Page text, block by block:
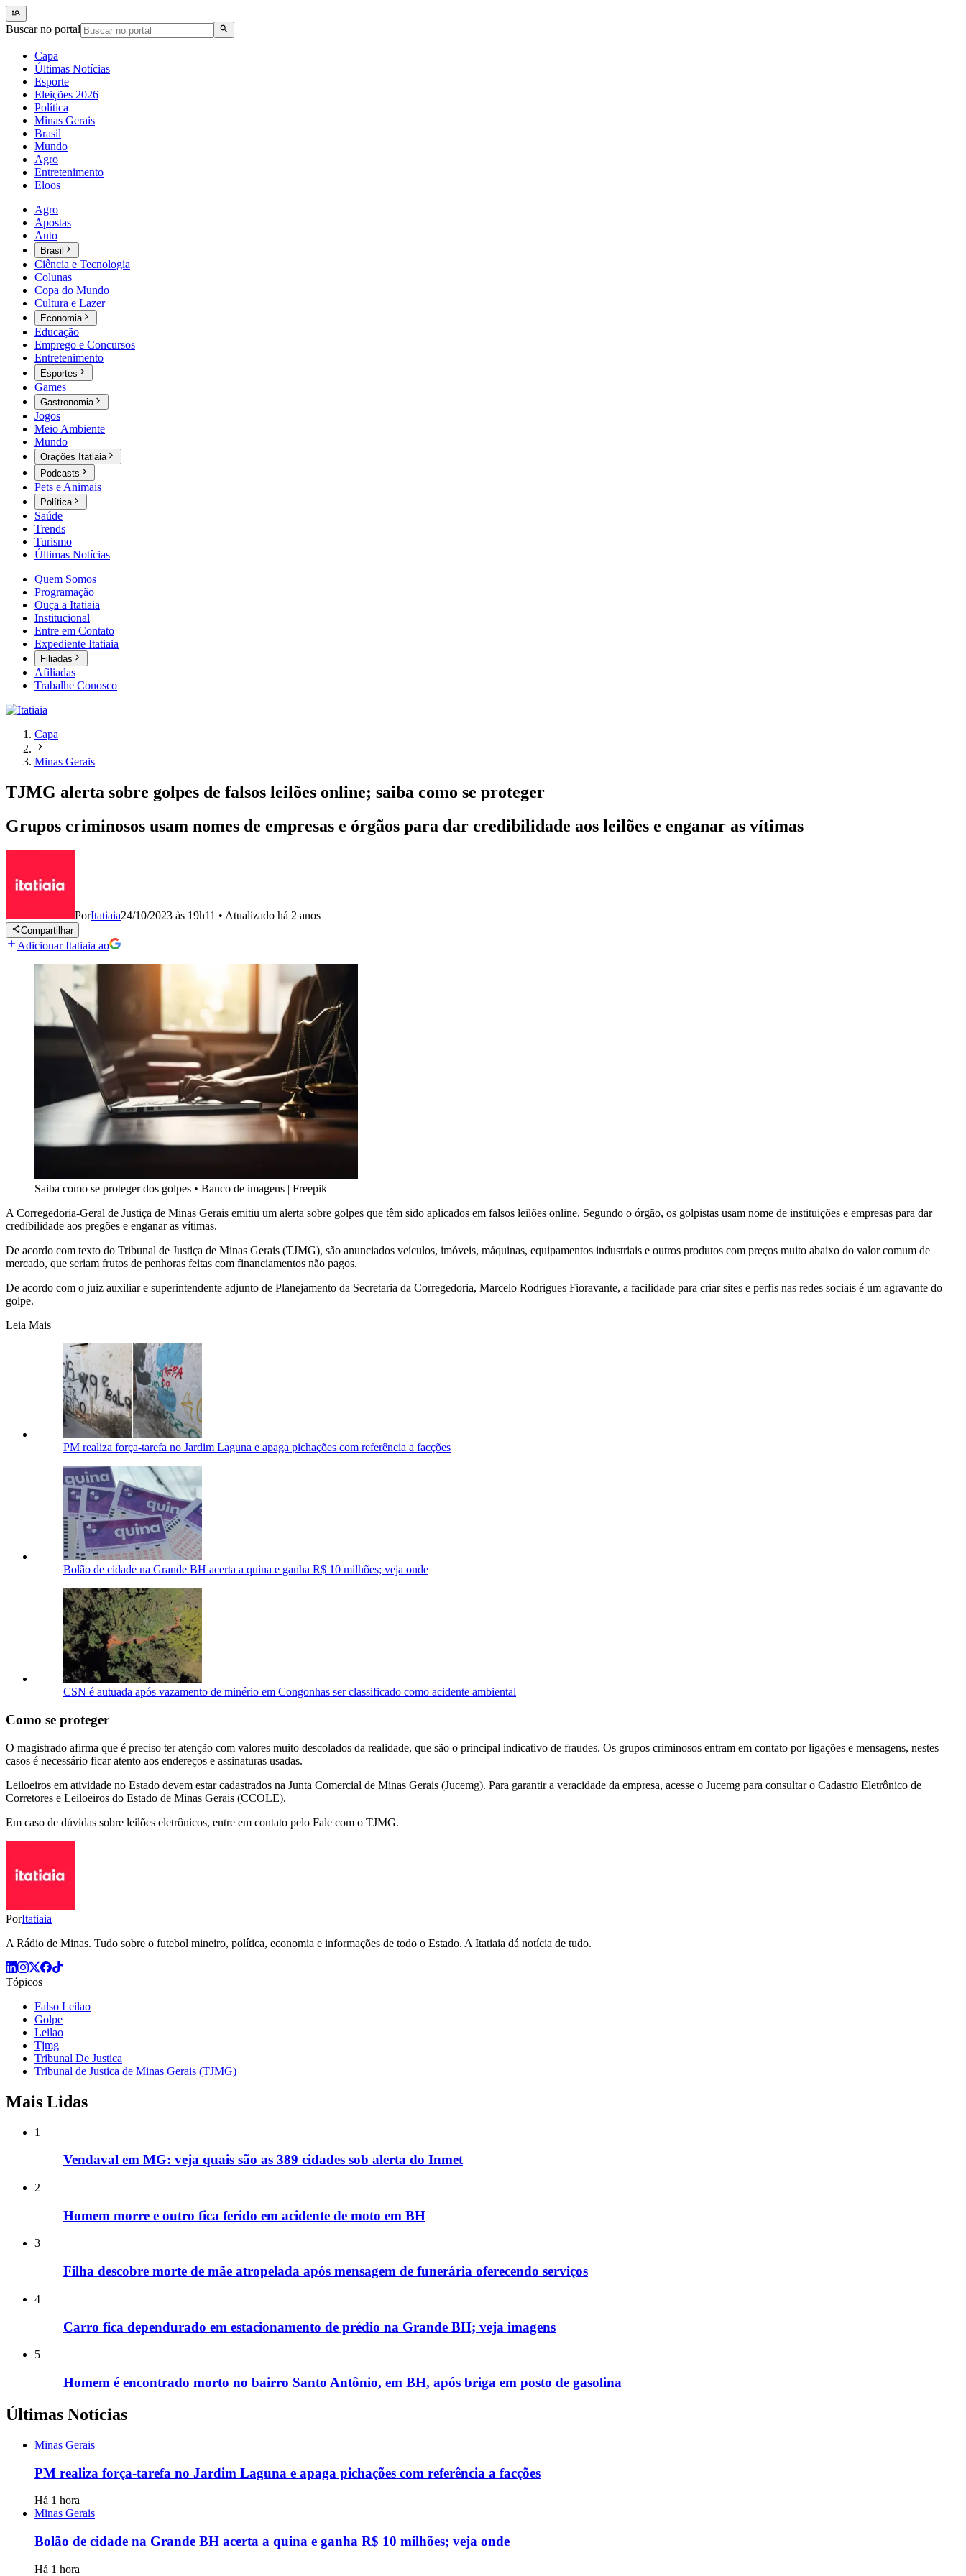
Buscar no portal
Capa
Últimas Notícias
Esporte
Eleições 2026
Política
Minas Gerais
Brasil
Mundo
Agro
Entretenimento
Eloos
Agro
Apostas
Auto
Brasil
Ciência e Tecnologia
Colunas
Copa do Mundo
Cultura e Lazer
Economia
Educação
Emprego e Concursos
Entretenimento
Esportes
Games
Gastronomia
Jogos
Meio Ambiente
Mundo
Orações Itatiaia
Podcasts
Pets e Animais
Política
Saúde
Trends
Turismo
Últimas Notícias
Quem Somos
Programação
Ouça a Itatiaia
Institucional
Entre em Contato
Expediente Itatiaia
Filiadas
Afiliadas
Trabalhe Conosco
Capa
Minas Gerais
TJMG alerta sobre golpes de falsos leilões online; saiba como se proteger
Grupos criminosos usam nomes de empresas e órgãos para dar credibilidade aos leilões e enganar as vítimas
PorItatiaia24/10/2023 às 19h11 • Atualizado há 2 anos
Compartilhar
Adicionar Itatiaia ao
Saiba como se proteger dos golpes • Banco de imagens | Freepik
A Corregedoria-Geral de Justiça de Minas Gerais emitiu um alerta sobre golpes que têm sido aplicados em falsos leilões online. Segundo o órgão, os golpistas usam nome de instituições e empresas para dar
credibilidade aos pregões e enganar as vítimas.
De acordo com texto do Tribunal de Justiça de Minas Gerais (TJMG), são anunciados veículos, imóveis, máquinas, equipamentos industriais e outros produtos com preços muito abaixo do valor comum de
mercado, que seriam frutos de penhoras feitas com financiamentos não pagos.
De acordo com o juiz auxiliar e superintendente adjunto de Planejamento da Secretaria da Corregedoria, Marcelo Rodrigues Fioravante, a facilidade para criar sites e perfis nas redes sociais é um agravante do
golpe.
Leia Mais
PM realiza força-tarefa no Jardim Laguna e apaga pichações com referência a facções
Bolão de cidade na Grande BH acerta a quina e ganha R$ 10 milhões; veja onde
CSN é autuada após vazamento de minério em Congonhas ser classificado como acidente ambiental
Como se proteger
O magistrado afirma que é preciso ter atenção com valores muito descolados da realidade, que são o principal indicativo de fraudes. Os grupos criminosos entram em contato por ligações e mensagens, nestes
casos é necessário ficar atento aos endereços e assinaturas usadas.
Leiloeiros em atividade no Estado devem estar cadastrados na Junta Comercial de Minas Gerais (Jucemg). Para garantir a veracidade da empresa, acesse o Jucemg para consultar o Cadastro Eletrônico de
Corretores e Leiloeiros do Estado de Minas Gerais (CCOLE).
Em caso de dúvidas sobre leilões eletrônicos, entre em contato pelo Fale com o TJMG.
PorItatiaia
A Rádio de Minas. Tudo sobre o futebol mineiro, política, economia e informações de todo o Estado. A Itatiaia dá notícia de tudo.
Tópicos
Falso Leilao
Golpe
Leilao
Tjmg
Tribunal De Justica
Tribunal de Justica de Minas Gerais (TJMG)
Mais Lidas
1
Vendaval em MG: veja quais são as 389 cidades sob alerta do Inmet
2
Homem morre e outro fica ferido em acidente de moto em BH
3
Filha descobre morte de mãe atropelada após mensagem de funerária oferecendo serviços
4
Carro fica dependurado em estacionamento de prédio na Grande BH; veja imagens
5
Homem é encontrado morto no bairro Santo Antônio, em BH, após briga em posto de gasolina
Últimas Notícias
Minas Gerais
PM realiza força-tarefa no Jardim Laguna e apaga pichações com referência a facções
Há 1 hora
Minas Gerais
Bolão de cidade na Grande BH acerta a quina e ganha R$ 10 milhões; veja onde
Há 1 hora